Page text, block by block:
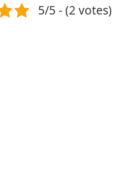
5/5 - (2 votes)